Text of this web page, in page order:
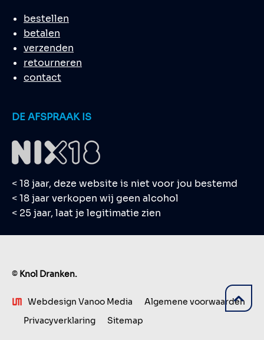
bestellen
betalen
verzenden
retourneren
contact
DE AFSPRAAK IS
< 18 jaar, deze website is niet voor jou bestemd
< 18 jaar verkopen wij geen alcohol
< 25 jaar, laat je legitimatie zien
© Knol Dranken.
Webdesign Vanoo Media
Algemene voorwaarden
Privacyverklaring
Sitemap